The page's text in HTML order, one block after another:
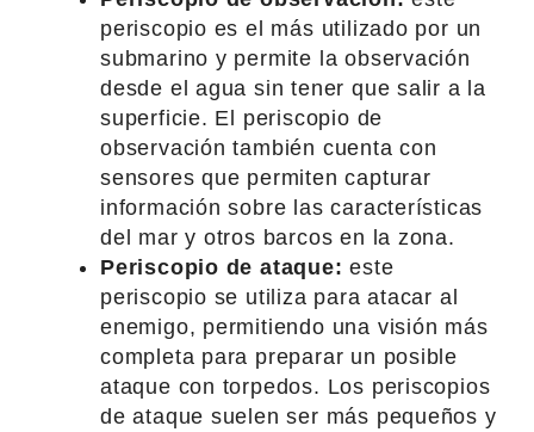
periscopio es el más utilizado por un
submarino y permite la observación
desde el agua sin tener que salir a la
superficie. El periscopio de
observación también cuenta con
sensores que permiten capturar
información sobre las características
del mar y otros barcos en la zona.
Periscopio de ataque: este
periscopio se utiliza para atacar al
enemigo, permitiendo una visión más
completa para preparar un posible
ataque con torpedos. Los periscopios
de ataque suelen ser más pequeños y